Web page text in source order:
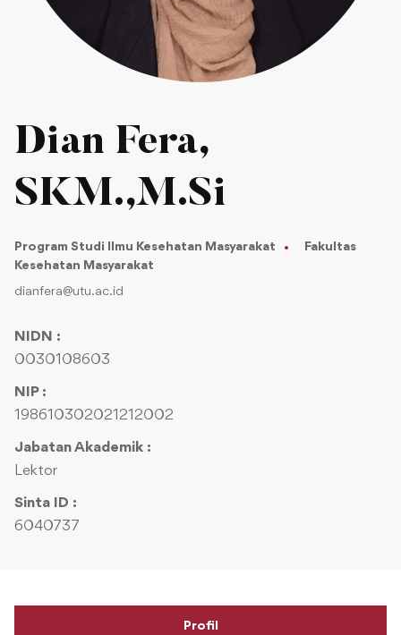
Dian Fera,
SKM.,M.Si
Program Studi Ilmu Kesehatan Masyarakat
Fakultas
Kesehatan Masyarakat
dianfera@utu.ac.id
NIDN :
0030108603
NIP :
198610302021212002
Jabatan Akademik :
Lektor
Sinta ID :
6040737
Profil